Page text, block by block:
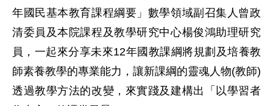
年國民基本教育課程綱要」數學領域副召集人曾政
清委員及本院課程及教學研究中心楊俊鴻助理研究
員，一起來分享未來12年國教課綱將規劃及培養教
師素養教學的專業能力，讓新課綱的靈魂人物(教師)
透過教學方法的改變，來實踐及建構出「以學習者